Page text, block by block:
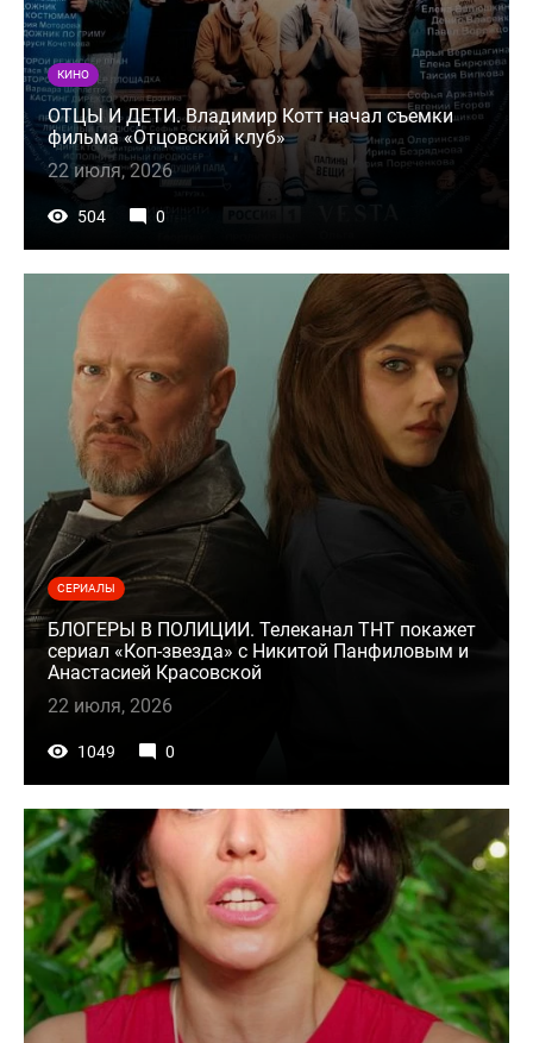
КИНО
ОТЦЫ И ДЕТИ. Владимир Котт начал съемки
фильма «Отцовский клуб»
22 июля, 2026
504 0
СЕРИАЛЫ
БЛОГЕРЫ В ПОЛИЦИИ. Телеканал ТНТ покажет
сериал «Коп-звезда» с Никитой Панфиловым и
Анастасией Красовской
22 июля, 2026
1049 0